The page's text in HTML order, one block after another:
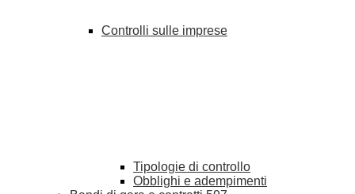
Controlli sulle imprese
Tipologie di controllo
Obblighi e adempimenti